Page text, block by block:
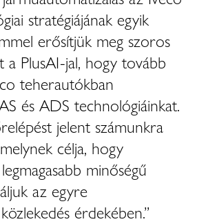
stratégiájának egyik
erősítjük meg szoros
a PlusAI-jal, hogy tovább
teherautókban
és ADS technológiáinkat.
jelent számunkra
célja, hogy
minőségű
az egyre
érdekében.”